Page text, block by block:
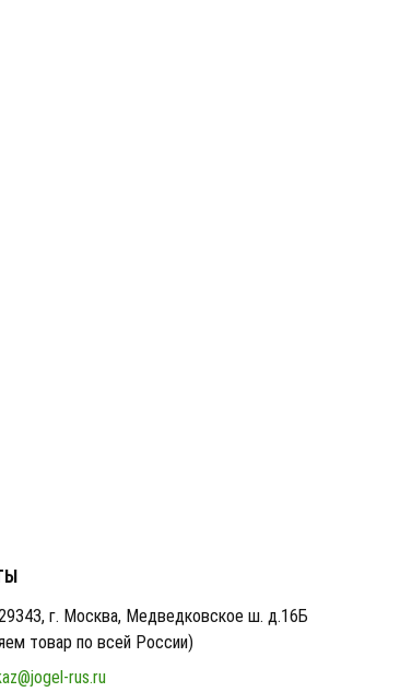
г. Москва, Медведковское ш. д.16Б
товар по всей России)
rus.ru